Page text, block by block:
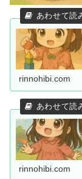
rinnohibi.com
rinnohibi.com